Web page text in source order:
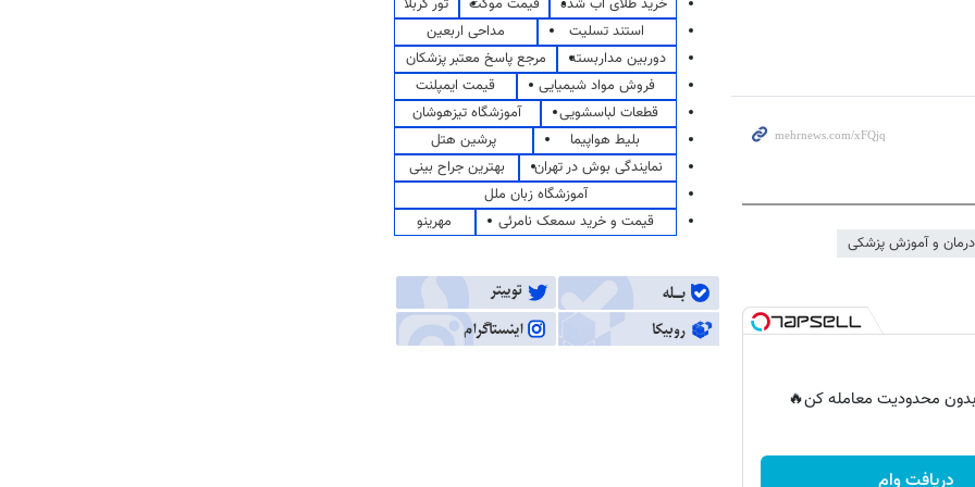
و آموزش پزشکی
بدون محدودیت معامله کن🔥
دریافت وام
استند تسلیت
مداحی اربعین
دوربین مداربسته
مرجع پاسخ معتبر پزشکان
فروش مواد شیمیایی
قیمت ایمپلنت
قطعات لباسشویی
آموزشگاه تیزهوشان
بلیط هواپیما
پرشین هتل
نمایندگی بوش در تهران
بهترین جراح بینی
آموزشگاه زبان ملل
قیمت و خرید سمعک نامرئی
مهرینو